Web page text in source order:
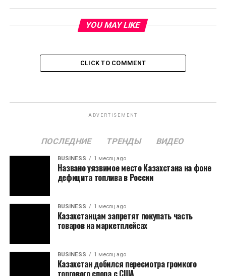
YOU MAY LIKE
CLICK TO COMMENT
ADVERTISEMENT
ПОСЛЕДНИЕ ТРЕНДЫ ВИДЕО
BUSINESS 1 месяц ago
Названо уязвимое место Казахстана на фоне
дефицита топлива в России
BUSINESS 1 месяц ago
Казахстанцам запретят покупать часть
товаров на маркетплейсах
BUSINESS 1 месяц ago
Казахстан добился пересмотра громкого